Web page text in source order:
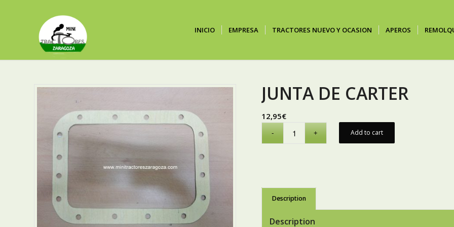
INICIO EMPRESA TRACTORES NUEVO Y OCASION APEROS
JUNTA DE CARTER
12,95€
Add to cart
Description
Description